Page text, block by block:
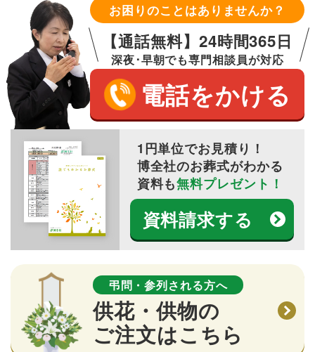
お困りのことはありませんか？
【通話無料】24時間365日
深夜･早朝でも専門相談員が対応
電話をかける
1円単位でお見積り！
博全社のお葬式がわかる
資料も無料プレゼント！
資料請求する
弔問・参列される方へ
供花・供物の
ご注文はこちら